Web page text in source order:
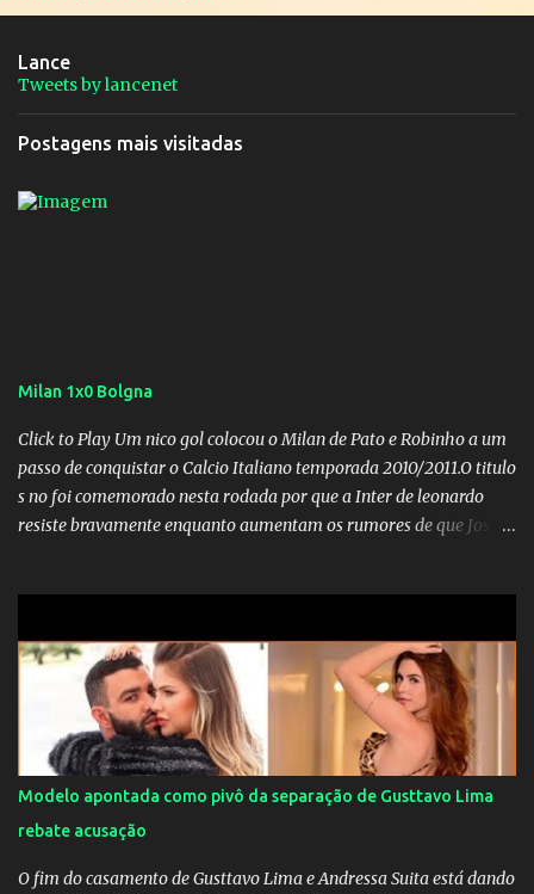
Lance
Tweets by lancenet
Postagens mais visitadas
Milan 1x0 Bolgna
Click to Play Um nico gol colocou o Milan de Pato e Robinho a um
passo de conquistar o Calcio Italiano temporada 2010/2011.O titulo
s no foi comemorado nesta rodada por que a Inter de leonardo
resiste bravamente enquanto aumentam os rumores de que Jos
Modelo apontada como pivô da separação de Gusttavo Lima
rebate acusação
O fim do casamento de Gusttavo Lima e Andressa Suita está dando